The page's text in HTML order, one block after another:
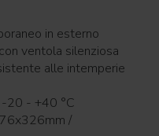
in esterno
heat pipe con ventola silenziosa
resistente alle intemperie
-20 - +40 °C
/